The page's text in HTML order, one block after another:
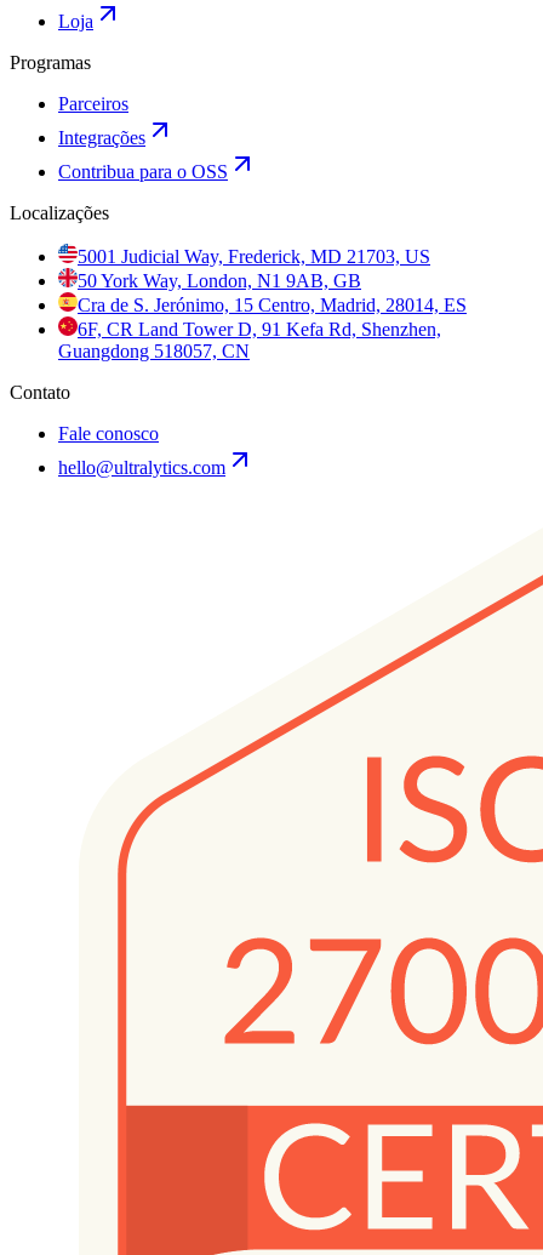
Loja
Programas
Parceiros
Integrações
Contribua para o OSS
Localizações
5001 Judicial Way, Frederick, MD 21703, US
50 York Way, London, N1 9AB, GB
Cra de S. Jerónimo, 15 Centro, Madrid, 28014, ES
6F, CR Land Tower D, 91 Kefa Rd, Shenzhen,
Guangdong 518057, CN
Contato
Fale conosco
hello@ultralytics.com